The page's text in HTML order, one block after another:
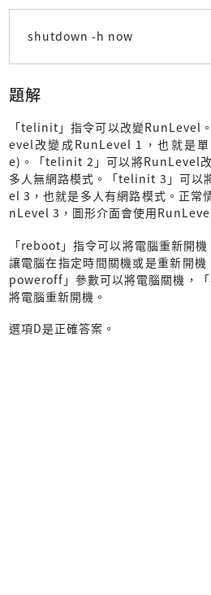
shutdown -h now
題解
「telinit」指令可以改變RunLevel
evel改變成RunLevel 1，也就是
e)。「telinit 2」可以將RunLevel
多人無網路模式。「telinit 3」可以
el 3，也就是多人有網路模式。正常
nLevel 3，圖形介面會使用
「reboot」指令可以將電腦重新開
讓電腦在指定時間關機或是重新開
poweroff」參數可以將電腦關機，
將電腦重新開機。
選項D是正確答案。